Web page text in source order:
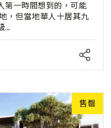
第一時間想到的，可能
，但當地華人十居其九
...
售罄